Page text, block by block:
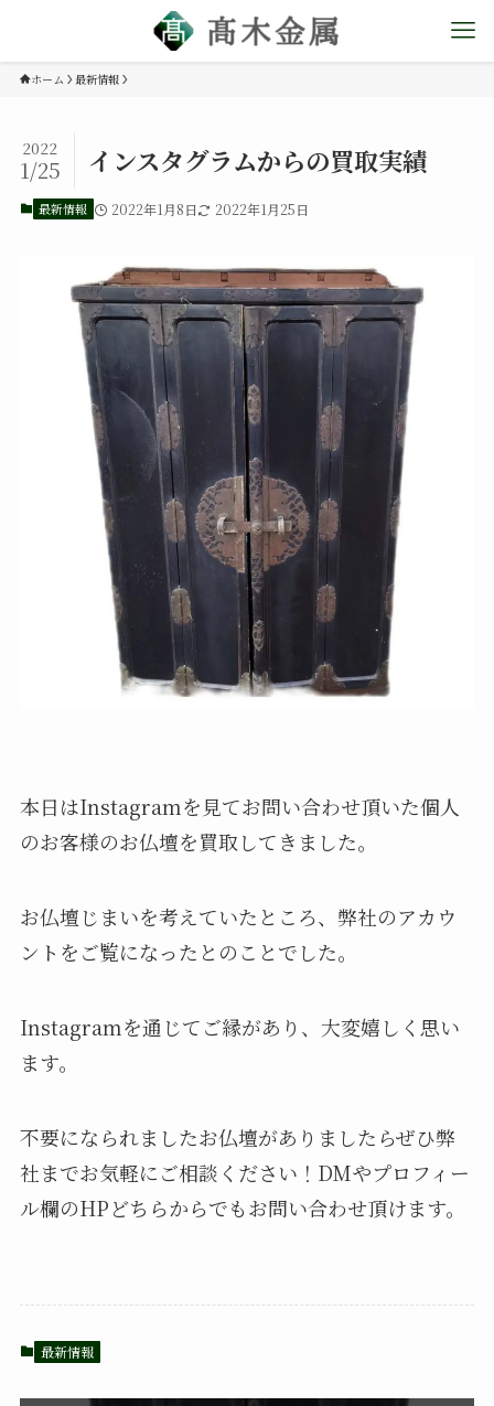
ホーム 最新情報
インスタグラムからの買取実績
2022
1/25
最新情報 2022年1月8日 2022年1月25日
本日はInstagramを見てお問い合わせ頂いた個人
のお客様のお仏壇を買取してきました。
お仏壇じまいを考えていたところ、弊社のアカウ
ントをご覧になったとのことでした。
Instagramを通じてご縁があり、大変嬉しく思い
ます。
不要になられましたお仏壇がありましたらぜひ弊
社までお気軽にご相談ください！DMやプロフィー
ル欄のHPどちらからでもお問い合わせ頂けます。
最新情報